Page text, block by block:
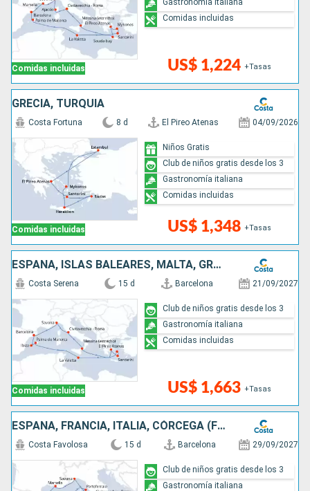
Comidas incluidas US$ 1,224 +Tasas
Comidas incluidas
GRECIA, TURQUÍA
Comidas incluidas
Costa Fortuna 8 d El Pireo Atenas 04/09/2026
US$ 1,348 +Tasas
Niños Gratis
Club de niños gratis desde los 3
Gastronomía italiana
Comidas incluidas
ESPAÑA, ISLAS BALEARES, MALTA, GRECIA, ITALIA
Comidas incluidas
Costa Serena 15 d Barcelona 21/09/2027
US$ 1,663 +Tasas
Club de niños gratis desde los 3
Gastronomía italiana
Comidas incluidas
ESPAÑA, FRANCIA, ITALIA, CÓRCEGA (FRANCIA), ISLAS BALEARES
Costa Favolosa 15 d Barcelona 29/09/2027
Club de niños gratis desde los 3
Gastronomía italiana